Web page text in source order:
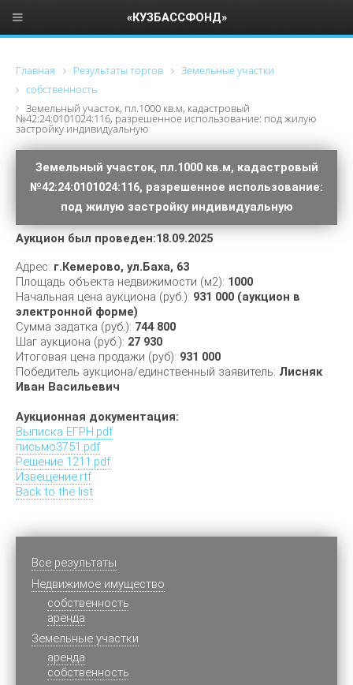
Главная Результаты торгов
Земельные участки
собственность
Земельный участок, пл.1000 кв.м, кадастровый
№42:24:0101024:116, разрешенное использование: под жилую
застройку индивидуальную
Земельный участок, пл.1000 кв.м, кадастровый
№42:24:0101024:116, разрешенное использование:
под жилую застройку индивидуальную
Аукцион был проведен:18.09.2025
Адрес: г.Кемерово, ул.Баха, 63
Площадь объекта недвижимости (м2): 1000
Начальная цена аукциона (руб.): 931 000 (аукцион в
электронной форме)
Сумма задатка (руб.): 744 800
Шаг аукциона (руб.): 27 930
Итоговая цена продажи (руб): 931 000
Победитель аукциона/единственный заявитель: Лисняк
Иван Васильевич
Аукционная документация:
Выписка ЕГРН.pdf
письмо3751.pdf
Решение 1211.pdf
Извещение.rtf
Back to the list
Все результаты
Недвижимое имущество
cобственность
аренда
Земельные участки
аренда
собственность
«КУЗБАССФОНД»